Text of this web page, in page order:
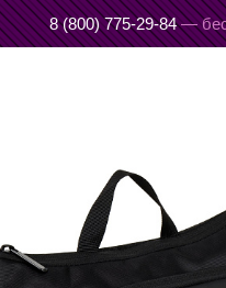
8 (800) 775-29-84 —